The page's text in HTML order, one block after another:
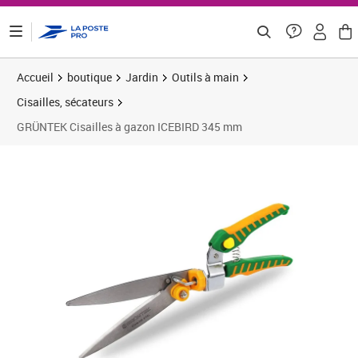
Accueil boutique Jardin
Outils à main
Cisailles, sécateurs
GRÜNTEK Cisailles à gazon ICEBIRD 345 mm